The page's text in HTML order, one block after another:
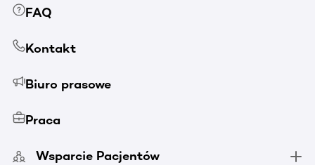
FAQ
Kontakt
Biuro prasowe
Praca
Wsparcie Pacjentów